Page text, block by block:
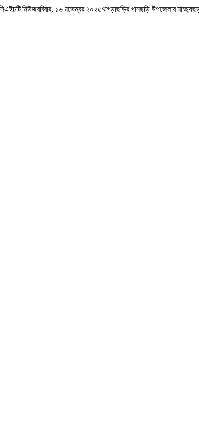
নিউজরবিবার, ১৬ নভেম্বর ২০২৫খাগড়াছড়ির পানছড়ি উপজেলার